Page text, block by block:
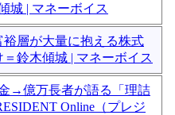
城 | マネーボイス
層が大量に抱える株式
鈴木傾城 | マネーボイス
→億万長者が語る「理詰
Online（プレジ